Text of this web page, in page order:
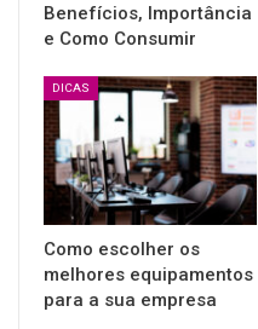
Benefícios, Importância
e Como Consumir
DICAS
Como escolher os
melhores equipamentos
para a sua empresa